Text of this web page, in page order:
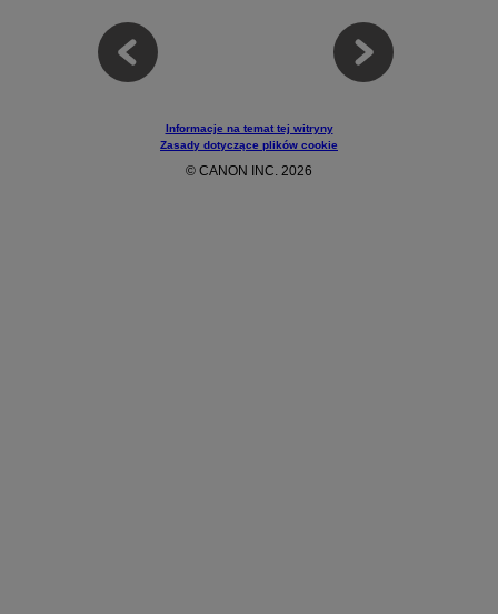
Informacje na temat tej witryny
Zasady dotyczące plików cookie
© CANON INC. 2026